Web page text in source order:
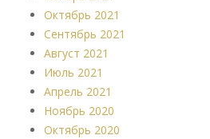
Октябрь 2021
Сентябрь 2021
Август 2021
Июль 2021
Апрель 2021
Ноябрь 2020
Октябрь 2020